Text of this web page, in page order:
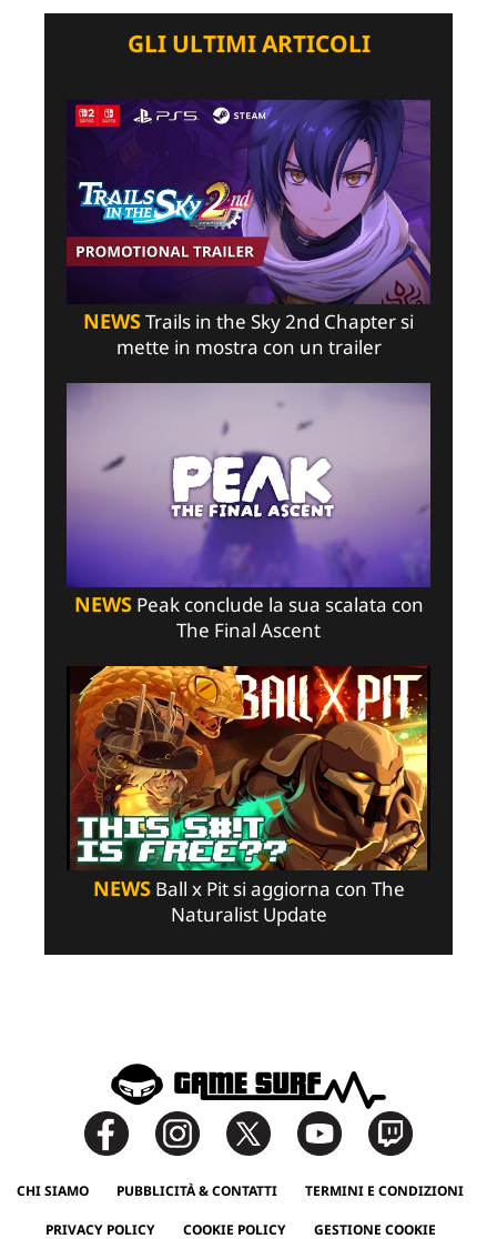
GLI ULTIMI ARTICOLI
NEWSTrails in the Sky 2nd Chapter si
mette in mostra con un trailer
NEWSPeak conclude la sua scalata con
The Final Ascent
NEWSBall x Pit si aggiorna con The
Naturalist Update
CHI SIAMO PUBBLICITÀ & CONTATTI TERMINI E CONDIZIONI
PRIVACY POLICY COOKIE POLICY GESTIONE COOKIE